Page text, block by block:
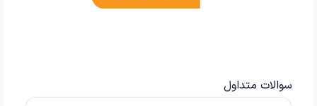
سوالات متداول